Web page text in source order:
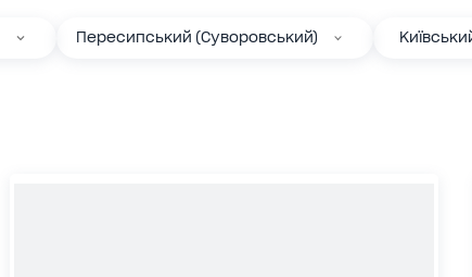
Пересипський (Суворовський)